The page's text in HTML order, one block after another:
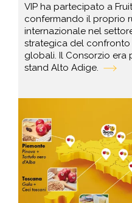
VIP ha partecipato a
confermando il proprio
internazionale nel
strategica del
globali. Il Consorzio era
stand Alto Adige.